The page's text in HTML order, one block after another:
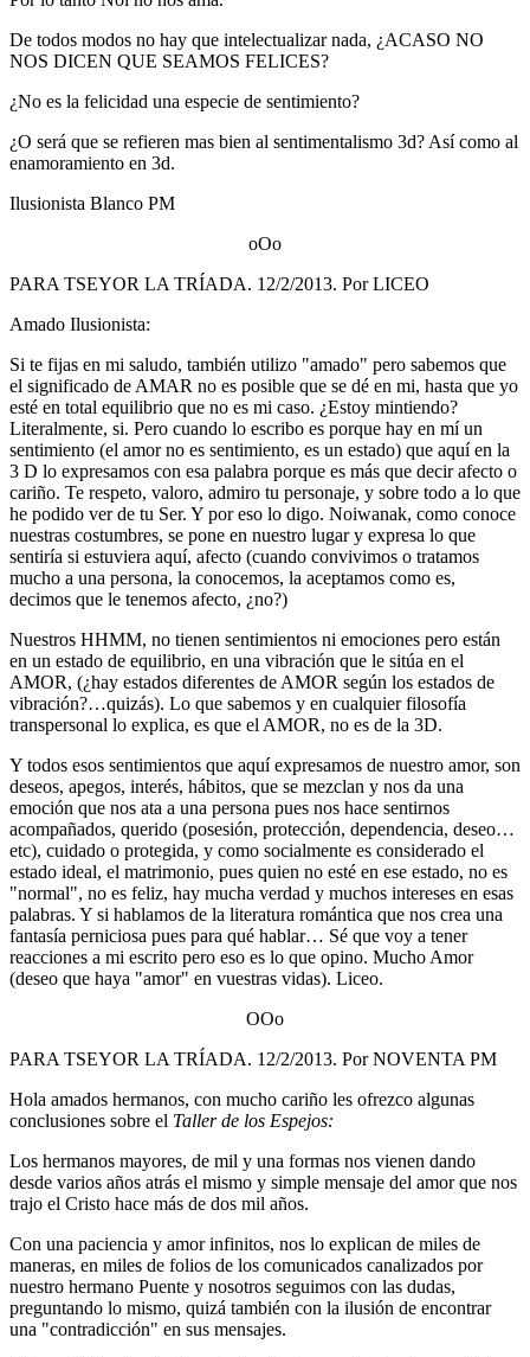
De todos modos no hay que intelectualizar nada, ¿ACASO NO
NOS DICEN QUE SEAMOS FELICES?
¿No es la felicidad una especie de sentimiento?
¿O será que se refieren mas bien al sentimentalismo 3d? Así como al
enamoramiento en 3d.
Ilusionista Blanco PM
oOo
PARA TSEYOR LA TRÍADA. 12/2/2013. Por LICEO
Amado Ilusionista:
Si te fijas en mi saludo, también utilizo "amado" pero sabemos que
el significado de AMAR no es posible que se dé en mi, hasta que yo
esté en total equilibrio que no es mi caso. ¿Estoy mintiendo?
Literalmente, si. Pero cuando lo escribo es porque hay en mí un
sentimiento (el amor no es sentimiento, es un estado) que aquí en la
3 D lo expresamos con esa palabra porque es más que decir afecto o
cariño. Te respeto, valoro, admiro tu personaje, y sobre todo a lo que
he podido ver de tu Ser. Y por eso lo digo. Noiwanak, como conoce
nuestras costumbres, se pone en nuestro lugar y expresa lo que
sentiría si estuviera aquí, afecto (cuando convivimos o tratamos
mucho a una persona, la conocemos, la aceptamos como es,
decimos que le tenemos afecto, ¿no?)
Nuestros HHMM, no tienen sentimientos ni emociones pero están
en un estado de equilibrio, en una vibración que le sitúa en el
AMOR, (¿hay estados diferentes de AMOR según los estados de
vibración?…quizás). Lo que sabemos y en cualquier filosofía
transpersonal lo explica, es que el AMOR, no es de la 3D.
Y todos esos sentimientos que aquí expresamos de nuestro amor, son
deseos, apegos, interés, hábitos, que se mezclan y nos da una
emoción que nos ata a una persona pues nos hace sentirnos
acompañados, querido (posesión, protección, dependencia, deseo…
etc), cuidado o protegida, y como socialmente es considerado el
estado ideal, el matrimonio, pues quien no esté en ese estado, no es
"normal", no es feliz, hay mucha verdad y muchos intereses en esas
palabras. Y si hablamos de la literatura romántica que nos crea una
fantasía perniciosa pues para qué hablar… Sé que voy a tener
reacciones a mi escrito pero eso es lo que opino. Mucho Amor
(deseo que haya "amor" en vuestras vidas). Liceo.
OOo
PARA TSEYOR LA TRÍADA. 12/2/2013. Por NOVENTA PM
Hola amados hermanos, con mucho cariño les ofrezco algunas
conclusiones sobre el Taller de los Espejos:
Los hermanos mayores, de mil y una formas nos vienen dando
desde varios años atrás el mismo y simple mensaje del amor que nos
trajo el Cristo hace más de dos mil años.
Con una paciencia y amor infinitos, nos lo explican de miles de
maneras, en miles de folios de los comunicados canalizados por
nuestro hermano Puente y nosotros seguimos con las dudas,
preguntando lo mismo, quizá también con la ilusión de encontrar
una "contradicción" en sus mensajes.